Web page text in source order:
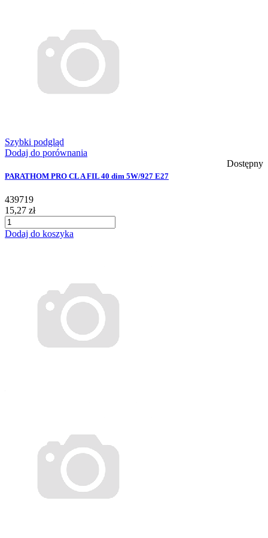
Szybki podgląd
Dodaj do porównania
Dostępny
PARATHOM PRO CL A FIL 40 dim 5W/927 E27
439719
15,27 zł
Dodaj do koszyka